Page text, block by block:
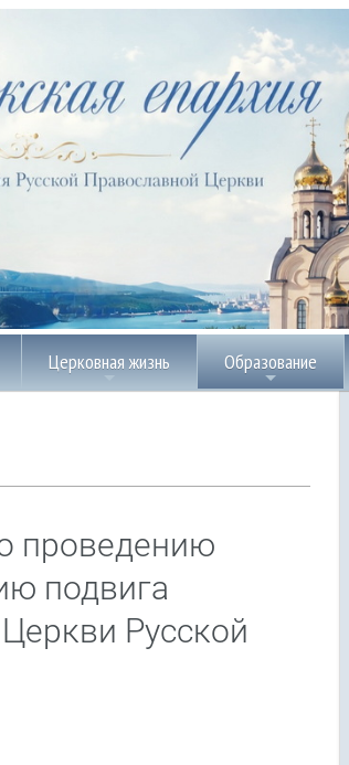
Церковная жизнь Образование
проведению
подвига
Русской